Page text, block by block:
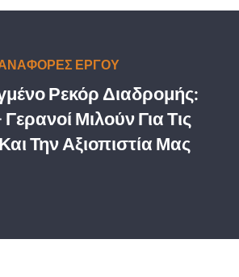
ΕΡΓΟΥ
Ρεκόρ Διαδρομής:
Μιλούν Για Τις
Την Αξιοπιστία Μας